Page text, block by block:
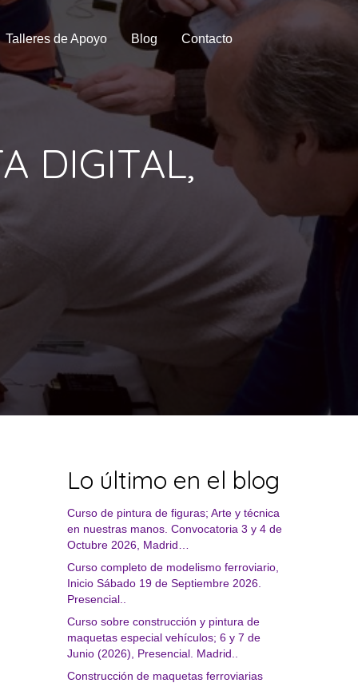
Talleres de Apoyo Blog Contacto
DIGITAL,
Lo último en el blog
Curso de pintura de figuras; Arte y técnica
en nuestras manos. Convocatoria 3 y 4 de
Octubre 2026, Madrid…
Curso completo de modelismo ferroviario,
Inicio Sábado 19 de Septiembre 2026.
Presencial..
Curso sobre construcción y pintura de
maquetas especial vehículos; 6 y 7 de
Junio (2026), Presencial. Madrid..
Construcción de maquetas ferroviarias